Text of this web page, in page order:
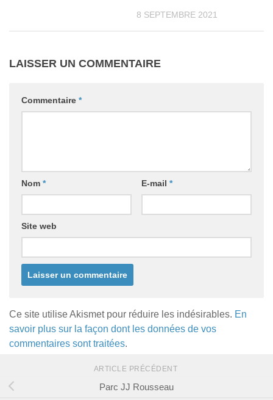
8 SEPTEMBRE 2021
LAISSER UN COMMENTAIRE
Commentaire *
Nom * E-mail *
Site web
Ce site utilise Akismet pour réduire les indésirables. En
savoir plus sur la façon dont les données de vos
commentaires sont traitées.
ARTICLE PRÉCÉDENT
Parc JJ Rousseau